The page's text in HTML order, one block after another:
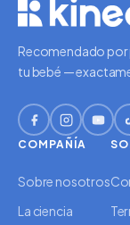
Recomendado por
tu bebé —
COMPAÑÍA
Sobre nosotros
La ciencia